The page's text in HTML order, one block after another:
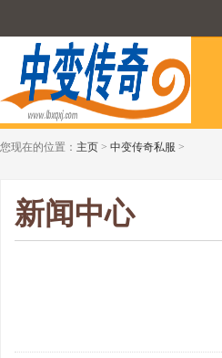
您现在的位置： 主页 > 中变传奇私服 >
新闻中心